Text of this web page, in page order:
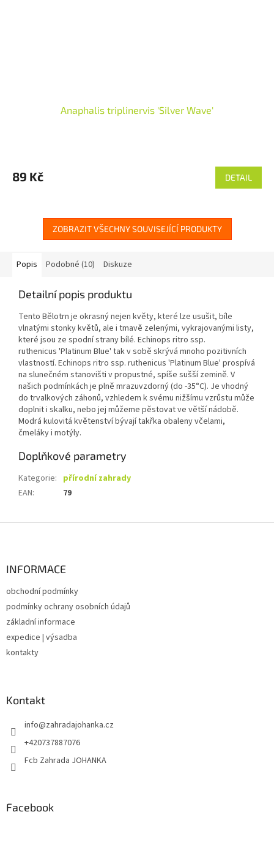
Anaphalis triplinervis 'Silver Wave'
89 Kč DETAIL
ZOBRAZIT VŠECHNY SOUVISEJÍCÍ PRODUKTY
Popis Podobné (10) Diskuze
Detailní popis produktu
Tento Bělotrn je okrasný nejen květy, které lze usušit, bíle
vlnatými stonky květů, ale i tmavě zelenými, vykrajovanými listy,
které jsou ze spodní strany bílé. Echinops ritro ssp.
ruthenicus 'Platinum Blue' tak v sobě skrývá mnoho pozitivních
vlastností. Echinops ritro ssp. ruthenicus 'Platinum Blue' prospívá
na slunečném stanovišti v propustné, spíše sušší zemině. V
našich podmínkách je plně mrazuvzdorný (do -35°C). Je vhodný
do trvalkových záhonů, vzhledem k svému nižšímu vzrůstu může
doplnit i skalku, nebo jej můžeme pěstovat ve větší nádobě.
Modrá kulovitá květenství bývají takřka obaleny včelami,
čmeláky i motýly.
Doplňkové parametry
Kategorie: přírodní zahrady
EAN: 79
INFORMACE
obchodní podmínky
podmínky ochrany osobních údajů
základní informace
expedice | výsadba
kontakty
Kontakt
info@zahradajohanka.cz
+420737887076
Fcb Zahrada JOHANKA
Facebook